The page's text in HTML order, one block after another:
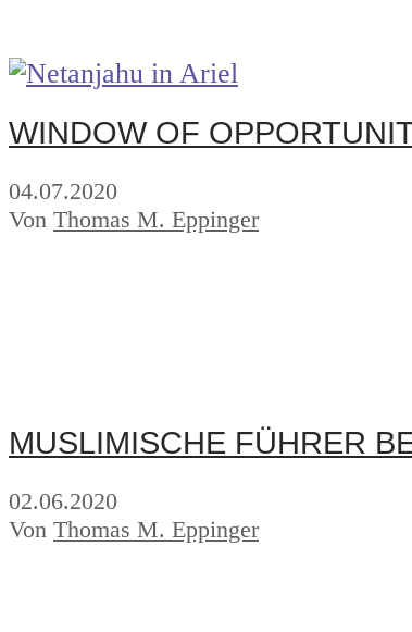
WINDOW OF
04.07.2020
Von Thomas M. Eppinger
MUSLIMISCHE FÜHRER
02.06.2020
Von Thomas M. Eppinger